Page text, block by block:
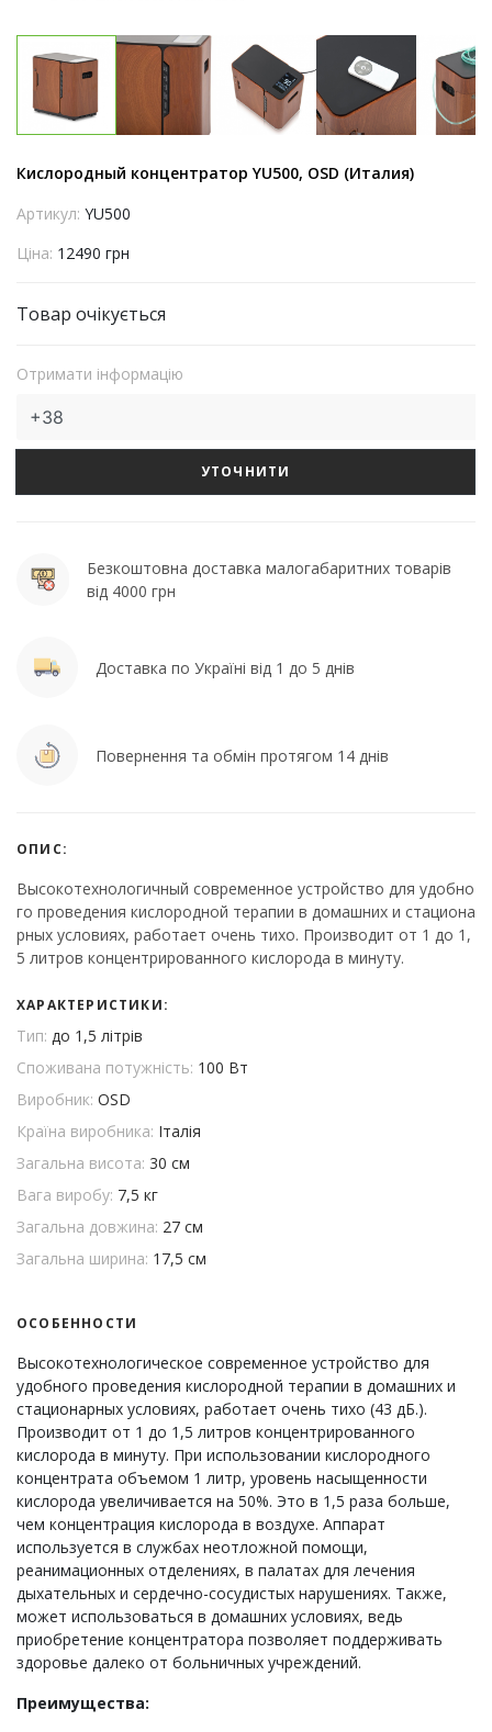
Кислородный концентратор YU500, OSD (Италия)
Артикул: YU500
Ціна: 12490 грн
Товар очікується
Отримати інформацію
УТОЧНИТИ
Безкоштовна доставка малогабаритних товарів
від 4000 грн
Доставка по Україні від 1 до 5 днів
Повернення та обмін протягом 14 днів
ОПИС:
Высокотехнологичный современное устройство для удобно
го проведения кислородной терапии в домашних и стациона
рных условиях, работает очень тихо. Производит от 1 до 1,
5 литров концентрированного кислорода в минуту.
ХАРАКТЕРИСТИКИ:
Тип: до 1,5 літрів
Споживана потужність: 100 Вт
Виробник: OSD
Країна виробника: Італія
Загальна висота: 30 см
Вага виробу: 7,5 кг
Загальна довжина: 27 см
Загальна ширина: 17,5 см
ОСОБЕННОСТИ
Высокотехнологическое современное устройство для
удобного проведения кислородной терапии в домашних и
стационарных условиях, работает очень тихо (43 дБ.).
Производит от 1 до 1,5 литров концентрированного
кислорода в минуту. При использовании кислородного
концентрата объемом 1 литр, уровень насыщенности
кислорода увеличивается на 50%. Это в 1,5 раза больше,
чем концентрация кислорода в воздухе. Аппарат
используется в службах неотложной помощи,
реанимационных отделениях, в палатах для лечения
дыхательных и сердечно-сосудистых нарушениях. Также,
может использоваться в домашних условиях, ведь
приобретение концентратора позволяет поддерживать
здоровье далеко от больничных учреждений.
Преимущества: